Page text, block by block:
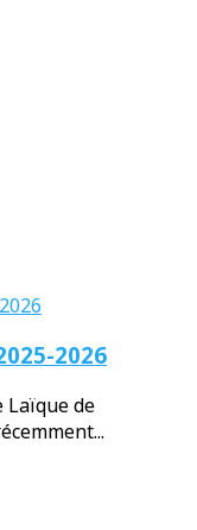
2026
Laïque de